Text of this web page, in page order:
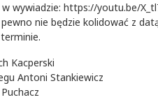
wywiadzie: https://youtu.be/
nie będzie kolidować z
Kacperski
Antoni Stankiewicz